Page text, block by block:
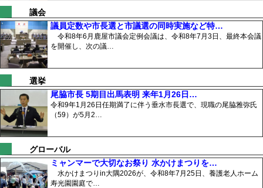
議会
議員定数や市長選と市議選の同時実施など特…
令和8年6月鹿屋市議会定例会議は、令和8年7月3日、最終本会議
を開催し、次の議…
選挙
尾脇市長 5期目出馬表明 来年1月26日…
令和9年1月26日任期満了に伴う垂水市長選で、現職の尾脇雅弥氏
（59）が5月2…
グローバル
ミャンマーで大切なお祭り 水かけまつりを…
水かけまつりin大隅2026が、令和8年7月25日、養護老人ホーム
寿光園園庭で…